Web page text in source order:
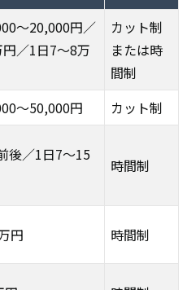
〜20,000円／
／1日7〜8万
カット制
または時
間制
〜50,000円
カット制
後／1日7〜15
時間制
円 時間制